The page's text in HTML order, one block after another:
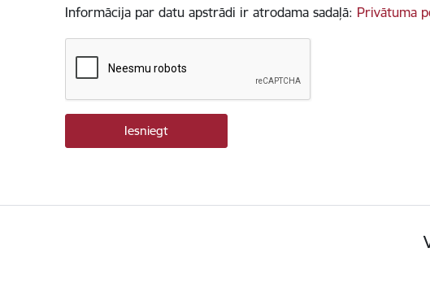
Informācija par datu apstrādi ir atrodama sadaļā: Privātuma